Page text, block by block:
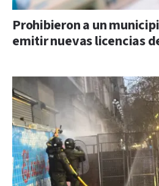
Prohibieron a un
emitir nuevas licencias